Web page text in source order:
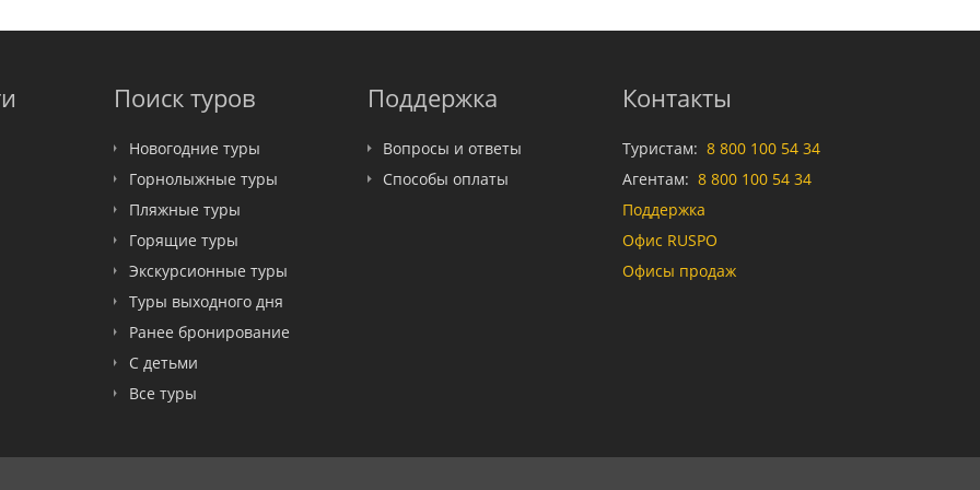
Поиск туров
Новогодние туры
Горнолыжные туры
Пляжные туры
Горящие туры
Экскурсионные туры
Туры выходного дня
Ранее бронирование
С детьми
Все туры
Поддержка
Вопросы и ответы
Способы оплаты
Контакты
Туристам: 8 800 100 54 34
Агентам: 8 800 100 54 34
Поддержка
Офис RUSPO
Офисы продаж